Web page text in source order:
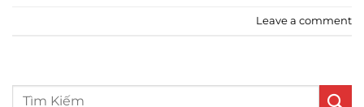
Leave a comment